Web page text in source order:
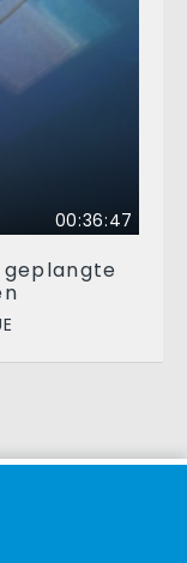
00:36:47
geplangte